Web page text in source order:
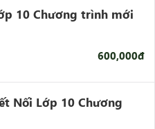
10 Chương trình mới
600,000đ
Nối Lớp 10 Chương